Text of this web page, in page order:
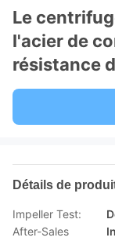
Le
l'acier de
résistance
Détails de
Impeller Test:
After-Sales